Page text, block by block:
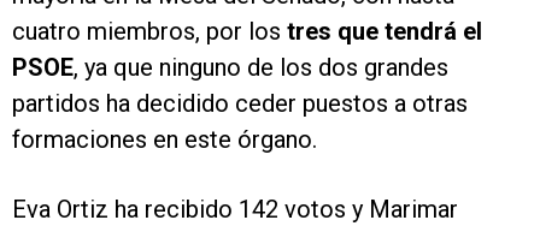
cuatro miembros, por los tres que tendrá el
PSOE, ya que ninguno de los dos grandes
partidos ha decidido ceder puestos a otras
formaciones en este órgano.
Eva Ortiz ha recibido 142 votos y Marimar